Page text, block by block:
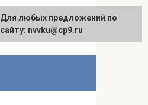
English
Для любых предложений по
сайту: nvvku@cp9.ru